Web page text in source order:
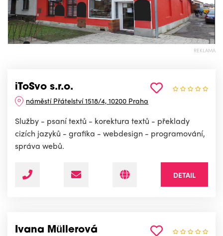
REKLAMA
iToSvo s.r.o.
náměstí Přátelství 1518/4, 10200 Praha
Služby - psaní textů - korektura textů - překlady
cizích jazyků - grafika - webdesign - programování,
správa webů.
DETAIL
Ivana Müllerová